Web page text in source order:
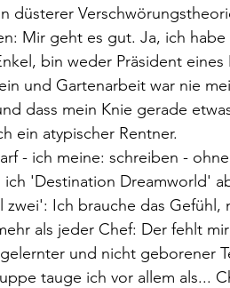
düsterer
Mir geht es gut. Ja, ich
bin weder Präsident
und Gartenarbeit war nie
dass mein Knie gerade
ein atypischer Rentner.
- ich meine: schreiben -
ich 'Destination Dreamworld'
Ich brauche das Gefühl,
als jeder Chef: Der fehlt
und nicht geborener
tauge ich vor allem als...